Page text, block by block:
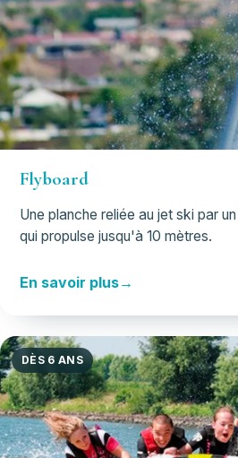
Flyboard
Une planche reliée au jet ski par
qui propulse jusqu'à 10 mètres.
En savoir plus
DÈS 6 ANS